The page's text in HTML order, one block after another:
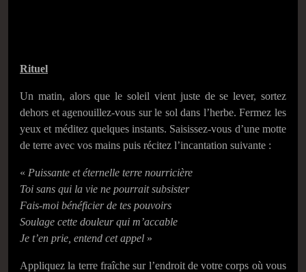
Rituel
Un matin, alors que le soleil vient juste de se lever, sortez
dehors et agenouillez-vous sur le sol dans l’herbe. Fermez les
yeux et méditez quelques instants. Saisissez-vous d’une motte
de terre avec vos mains puis récitez l’incantation suivante :
« Puissante et éternelle terre nourricière
Toi sans qui la vie ne pourrait subsister
Fais-moi bénéficier de tes pouvoirs
Soulage cette douleur qui m’accable
Je t’en prie, entend cet appel »
Appliquez la terre fraîche sur l’endroit de votre corps où vous